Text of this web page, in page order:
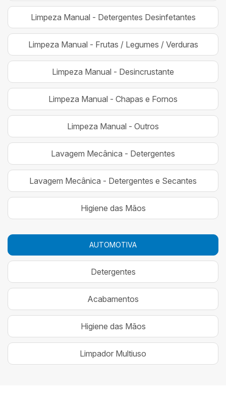
Limpeza Manual - Detergentes Desinfetantes
Limpeza Manual - Frutas / Legumes / Verduras
Limpeza Manual - Desincrustante
Limpeza Manual - Chapas e Fornos
Limpeza Manual - Outros
Lavagem Mecânica - Detergentes
Lavagem Mecânica - Detergentes e Secantes
Higiene das Mãos
AUTOMOTIVA
Detergentes
Acabamentos
Higiene das Mãos
Limpador Multiuso